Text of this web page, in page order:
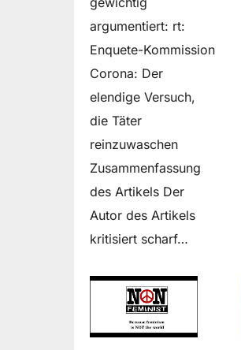
argumentiert: rt:
Enquete-Kommission
Corona: Der
elendige Versuch,
die Täter
reinzuwaschen
Zusammenfassung
des Artikels Der
Autor des Artikels
kritisiert scharf…